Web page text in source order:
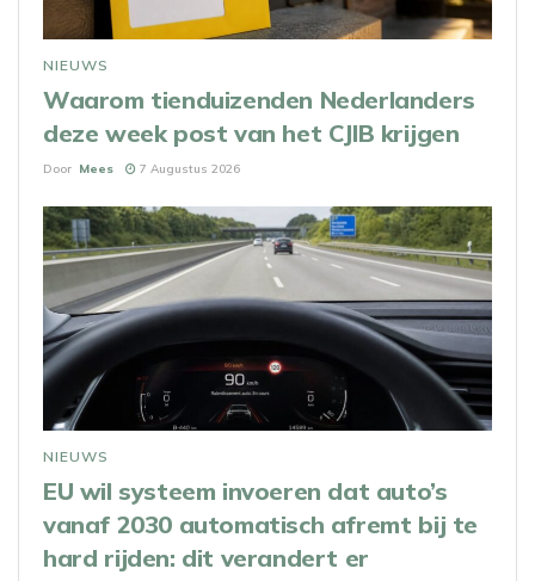
NIEUWS
Waarom tienduizenden Nederlanders
deze week post van het CJIB krijgen
Door Mees 7 Augustus 2026
NIEUWS
EU wil systeem invoeren dat auto’s
vanaf 2030 automatisch afremt bij te
hard rijden: dit verandert er